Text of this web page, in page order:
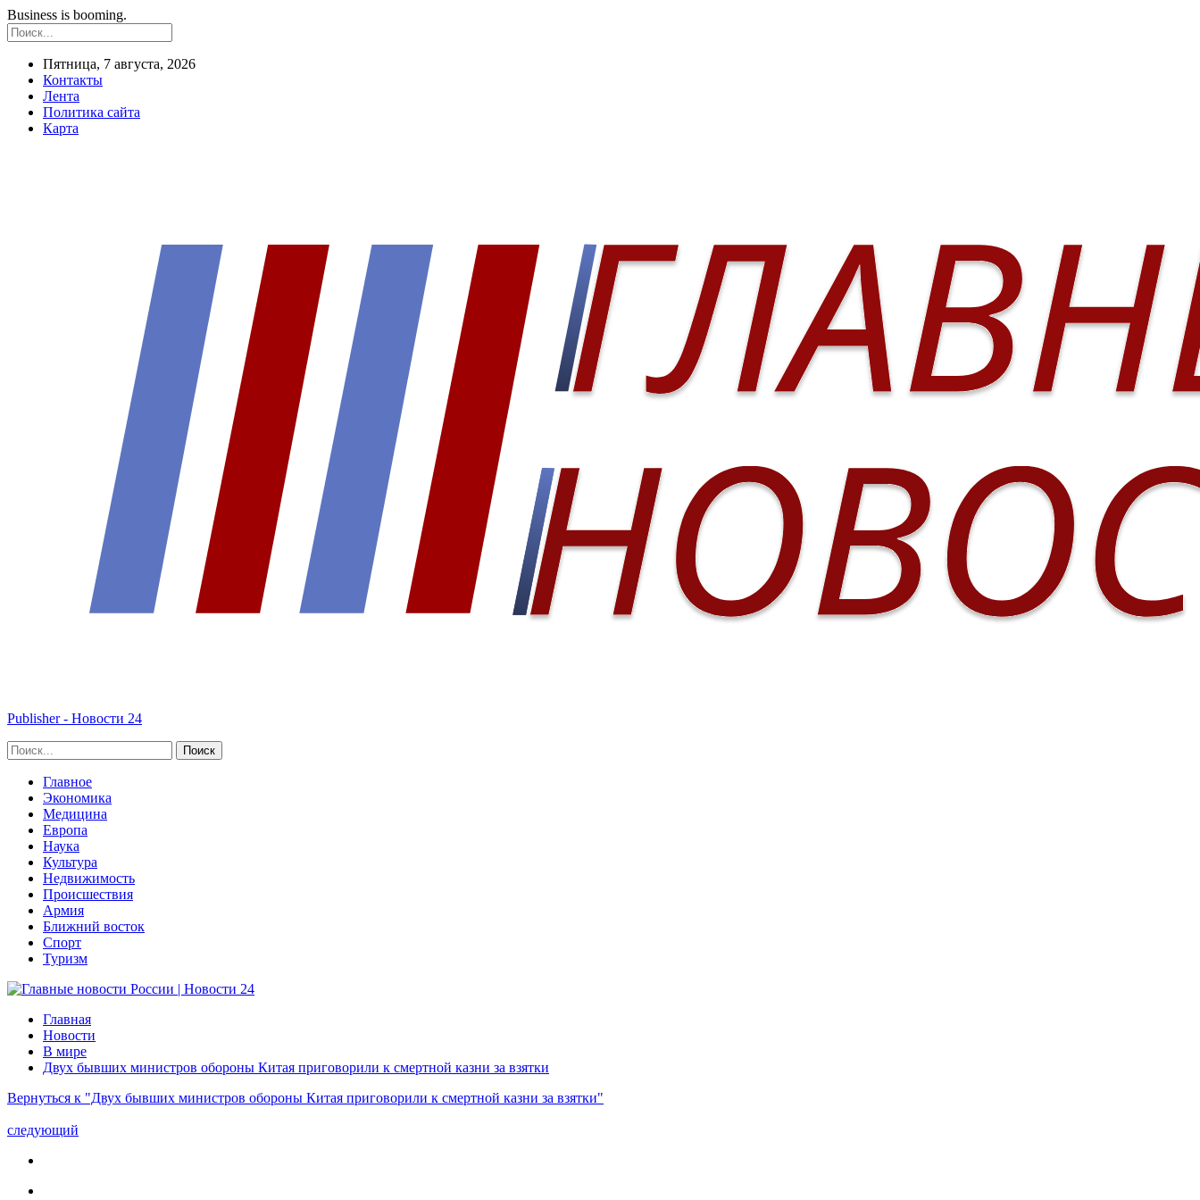
Business is booming.
Пятница, 7 августа, 2026
Контакты
Лента
Политика сайта
Карта
Publisher - Новости 24
Главное
Экономика
Медицина
Европа
Наука
Культура
Недвижимость
Происшествия
Армия
Ближний восток
Спорт
Туризм
Главная
Новости
В мире
Двух бывших министров обороны Китая приговорили к смертной казни за взятки
Вернуться к "Двух бывших министров обороны Китая приговорили к смертной казни за взятки"
следующий